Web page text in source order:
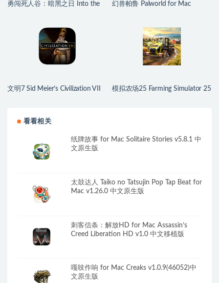
勇闯死人谷：暗黑之日 Into the
幻兽帕鲁 Palworld for Mac
文明7 Sid Meier’s Civilization VII
模拟农场25 Farming Simulator 25
看看相关
纸牌故事 for Mac Solitaire Stories v5.8.1 中
文原生版
太鼓达人 Taiko no Tatsujin Pop Tap Beat for
Mac v1.26.0 中文原生版
刺客信条：解放HD for Mac Assassin’s
Creed Liberation HD v1.0 中文移植版
嘎吱作响 for Mac Creaks v1.0.9(46052)中
文原生版